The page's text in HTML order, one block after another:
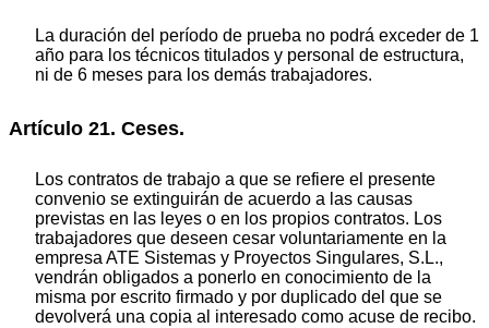
La duración del período de prueba no podrá exceder de 1
año para los técnicos titulados y personal de estructura,
ni de 6 meses para los demás trabajadores.
Artículo 21. Ceses.
Los contratos de trabajo a que se refiere el presente
convenio se extinguirán de acuerdo a las causas
previstas en las leyes o en los propios contratos. Los
trabajadores que deseen cesar voluntariamente en la
empresa ATE Sistemas y Proyectos Singulares, S.L.,
vendrán obligados a ponerlo en conocimiento de la
misma por escrito firmado y por duplicado del que se
devolverá una copia al interesado como acuse de recibo.